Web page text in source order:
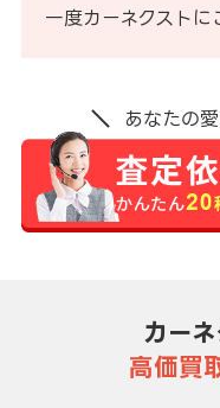
一度カーネクストに
あなたの
カー
高価買